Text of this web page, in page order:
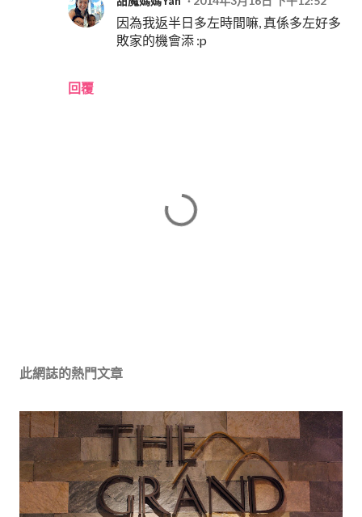
回覆
因為我返半日多左時間嘛, 真係多左好多
敗家的機會添 :p
留
言
此網誌的熱門文章